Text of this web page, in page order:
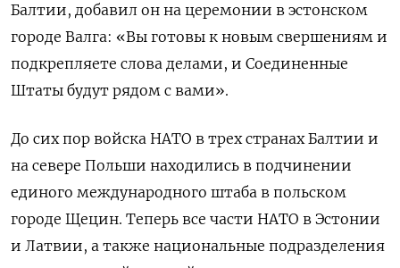
Балтии, добавил он на церемонии в эстонском
городе Валга: «Вы готовы к новым свершениям и
подкрепляете слова делами, и Соединенные
Штаты будут рядом с вами».
До сих пор войска НАТО в трех странах Балтии и
на севере Польши находились в подчинении
единого международного штаба в польском
городе Щецин. Теперь все части НАТО в Эстонии
и Латвии, а также национальные подразделения